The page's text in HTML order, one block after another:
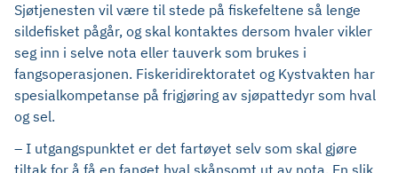
Sjøtjenesten vil være til stede på fiskefeltene så lenge
sildefisket pågår, og skal kontaktes dersom hvaler vikler
seg inn i selve nota eller tauverk som brukes i
fangsoperasjonen. Fiskeridirektoratet og Kystvakten har
spesialkompetanse på frigjøring av sjøpattedyr som hval
og sel.
– I utgangspunktet er det fartøyet selv som skal gjøre
tiltak for å få en fanget hval skånsomt ut av nota. En slik